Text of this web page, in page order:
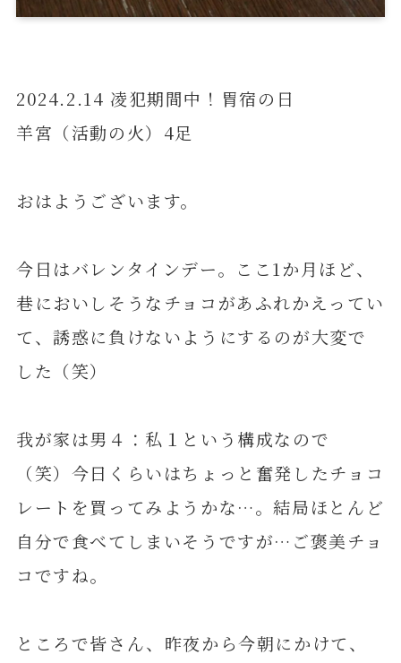
2024.2.14 凌犯期間中！胃宿の日
羊宮（活動の火）4足
おはようございます。
今日はバレンタインデー。ここ1か月ほど、
巷においしそうなチョコがあふれかえってい
て、誘惑に負けないようにするのが大変で
した（笑）
我が家は男４：私１という構成なので
（笑）今日くらいはちょっと奮発したチョコ
レートを買ってみようかな…。結局ほとんど
自分で食べてしまいそうですが…ご褒美チョ
コですね。
ところで皆さん、昨夜から今朝にかけて、